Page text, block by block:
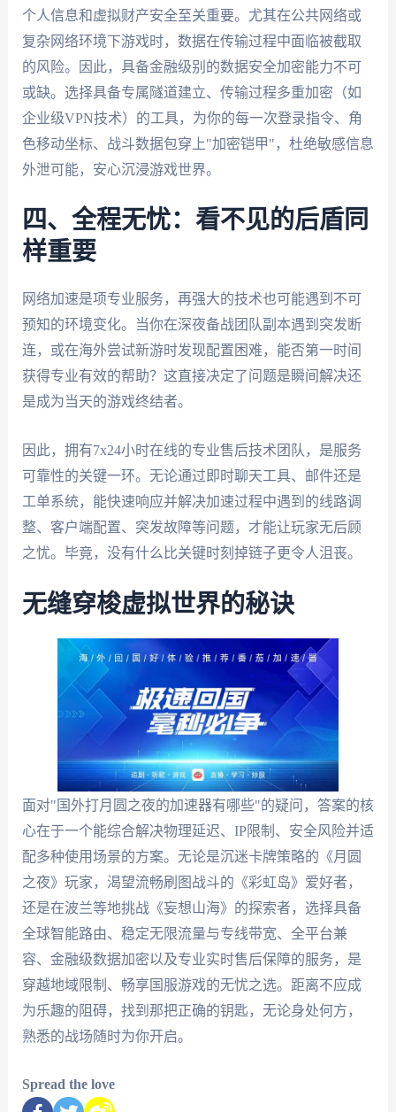
个人信息和虚拟财产安全至关重要。尤其在公共网络或
复杂网络环境下游戏时，数据在传输过程中面临被截取
的风险。因此，具备金融级别的数据安全加密能力不可
或缺。选择具备专属隧道建立、传输过程多重加密（如
企业级VPN技术）的工具，为你的每一次登录指令、角
色移动坐标、战斗数据包穿上"加密铠甲"，杜绝敏感信息
外泄可能，安心沉浸游戏世界。
四、全程无忧：看不见的后盾同
样重要
网络加速是项专业服务，再强大的技术也可能遇到不可
预知的环境变化。当你在深夜备战团队副本遇到突发断
连，或在海外尝试新游时发现配置困难，能否第一时间
获得专业有效的帮助？这直接决定了问题是瞬间解决还
是成为当天的游戏终结者。
因此，拥有7x24小时在线的专业售后技术团队，是服务
可靠性的关键一环。无论通过即时聊天工具、邮件还是
工单系统，能快速响应并解决加速过程中遇到的线路调
整、客户端配置、突发故障等问题，才能让玩家无后顾
之忧。毕竟，没有什么比关键时刻掉链子更令人沮丧。
无缝穿梭虚拟世界的秘诀
面对"国外打月圆之夜的加速器有哪些"的疑问，答案的核
心在于一个能综合解决物理延迟、IP限制、安全风险并适
配多种使用场景的方案。无论是沉迷卡牌策略的《月圆
之夜》玩家，渴望流畅刷图战斗的《彩虹岛》爱好者，
还是在波兰等地挑战《妄想山海》的探索者，选择具备
全球智能路由、稳定无限流量与专线带宽、全平台兼
容、金融级数据加密以及专业实时售后保障的服务，是
穿越地域限制、畅享国服游戏的无忧之选。距离不应成
为乐趣的阻碍，找到那把正确的钥匙，无论身处何方，
熟悉的战场随时为你开启。
Spread the love